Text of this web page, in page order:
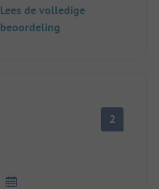
Lees de volledige
beoordeling
2